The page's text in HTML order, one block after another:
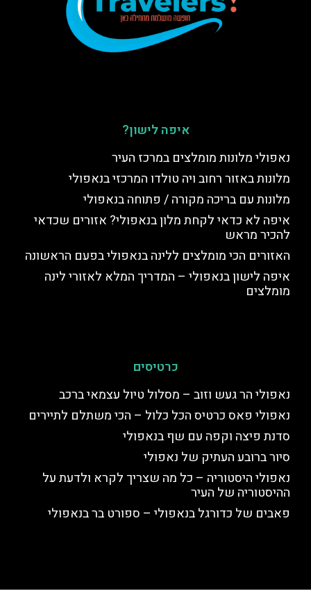
איפה לישון?
נאפולי מלונות מומלצים במרכז העיר
מלונות באזור רחוב ויה טולדו המרכזי בנאפולי
מלונות עם בריכה מקורה / פתוחה בנאפולי
איפה לא כדאי לקחת מלון בנאפולי? אזורים שכדאי
להכיר מראש
האזורים הכי מומלצים ללינה בנאפולי בפעם הראשונה
איפה לישון בנאפולי – המדריך המלא לאזורי לינה
מומלצים
כרטיסים
נאפולי הר געש וזוב – מסלול טיול עצמאי ברכב
נאפולי פאס כרטיס הכל כלול – הכי משתלם לתיירים
סדנת פיצה וקפה עם שף בנאפולי
סיור ברובע העתיק של נאפולי
נאפולי היסטוריה – כל מה שצריך לקרא ולדעת על
ההיסטוריה של העיר
פאבים של כדורגל בנאפולי – ספורט בר בנאפולי